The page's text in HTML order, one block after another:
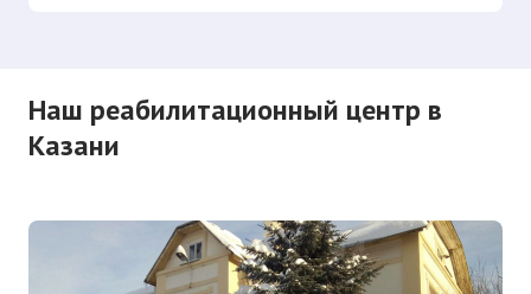
Наш реабилитационный центр в
Казани